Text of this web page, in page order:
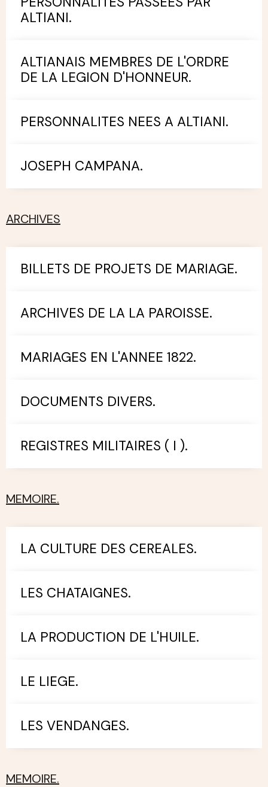
ALTIANI.
ALTIANAIS MEMBRES DE L'ORDRE
DE LA LEGION D'HONNEUR.
PERSONNALITES NEES A ALTIANI.
JOSEPH CAMPANA.
ARCHIVES
BILLETS DE PROJETS DE MARIAGE.
ARCHIVES DE LA LA PAROISSE.
MARIAGES EN L'ANNEE 1822.
DOCUMENTS DIVERS.
REGISTRES MILITAIRES ( I ).
MEMOIRE.
LA CULTURE DES CEREALES.
LES CHATAIGNES.
LA PRODUCTION DE L'HUILE.
LE LIEGE.
LES VENDANGES.
MEMOIRE.